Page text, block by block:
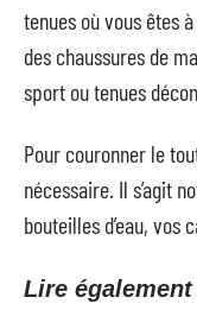
tenues où vous êtes
des chaussures de
sport ou tenues
Pour couronner le
nécessaire. Il s’agit
bouteilles d’eau, vos
Lire également